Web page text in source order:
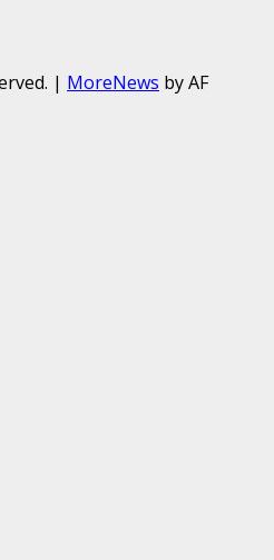
| MoreNews by AF